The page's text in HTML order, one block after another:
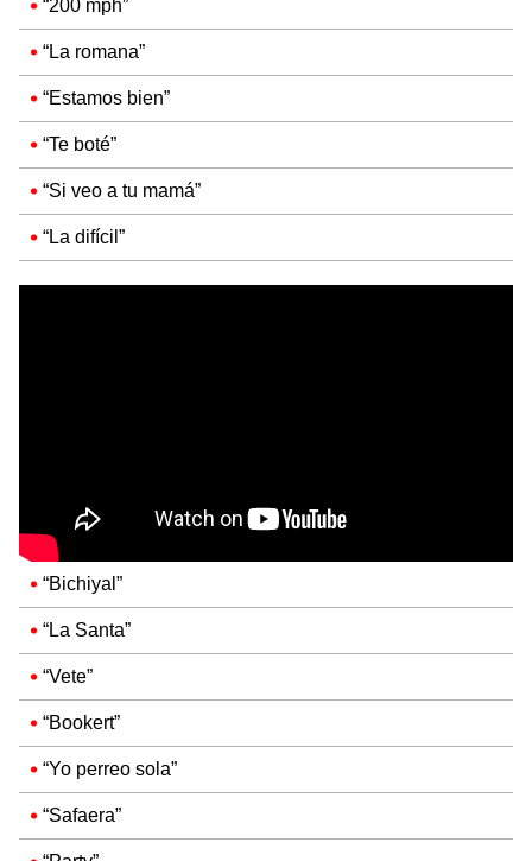
“200 mph”
“La romana”
“Estamos bien”
“Te boté”
“Si veo a tu mamá”
“La difícil”
“Bichiyal”
“La Santa”
“Vete”
“Bookert”
“Yo perreo sola”
“Safaera”